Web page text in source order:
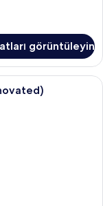
görüntüleyin
perde, ücretsiz